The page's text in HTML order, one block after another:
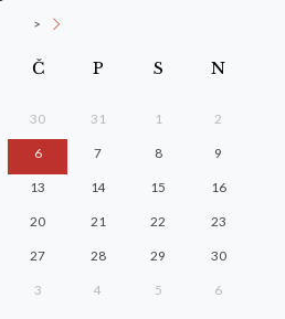
>
Č P S N
30 31 1 2
6 7 8 9
13 14 15 16
20 21 22 23
27 28 29 30
3 4 5 6